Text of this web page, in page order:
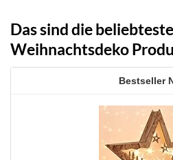
Das sind die
Weihnachtsdeko